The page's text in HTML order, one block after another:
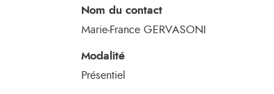
Nom du contact
Marie-France GERVASONI
Modalité
Présentiel